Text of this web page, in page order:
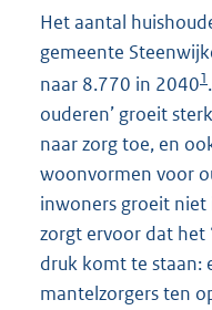
Het aantal
gemeente
naar 8.770 in 20401
ouderen’ groeit
naar zorg toe, en
woonvormen voor
inwoners groeit
zorgt ervoor dat het
druk komt te staan:
mantelzorgers ten